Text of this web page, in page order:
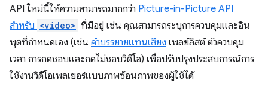
API ใหม่นี้ให้ความสามารถมากกว่า Picture-in-Picture API
สำหรับ <video> ที่มีอยู่ เช่น คุณสามารถระบุการควบคุมและอิน
พุตที่กําหนดเอง (เช่น คำบรรยายแทนเสียง เพลย์ลิสต์ ตัวควบคุม
เวลา การกดชอบและกดไม่ชอบวิดีโอ) เพื่อปรับปรุงประสบการณ์การ
ใช้งานวิดีโอเพลเยอร์แบบภาพซ้อนภาพของผู้ใช้ได้